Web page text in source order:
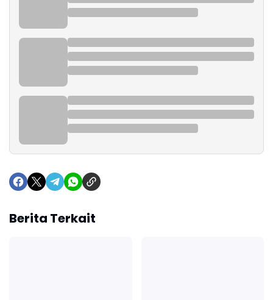
Berita Terkait